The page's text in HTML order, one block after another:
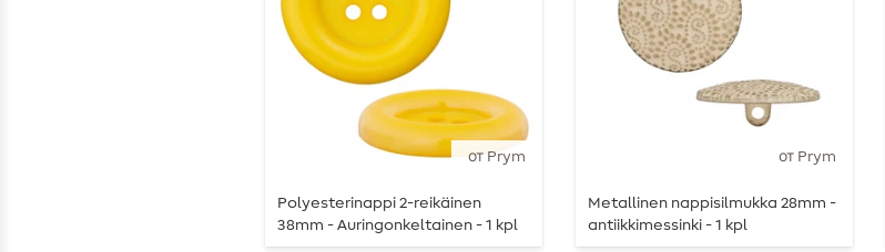
от Prym
Polyesterinappi 2-reikäinen
38mm - Auringonkeltainen - 1 kpl
от Prym
Metallinen nappisilmukka 28mm -
antiikkimessinki - 1 kpl